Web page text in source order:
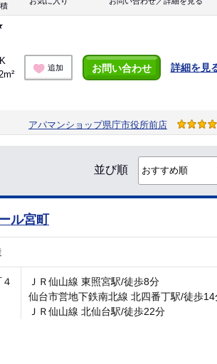
追加 お問い合わせ 詳細を見
アパマンショップ県庁市役所前店
並び順
ル宮町
ＪＲ仙山線 東照宮駅/徒歩8分
仙台市営地下鉄南北線 北四番丁駅/徒歩14
ＪＲ仙山線 北仙台駅/徒歩22分